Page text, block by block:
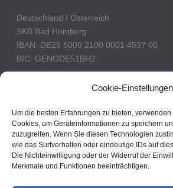
Cookie-Einstellungen
Um die besten Erfahrungen zu bieten,
Cookies, um Geräteinformationen zu speichern
zuzugreifen. Wenn Sie diesen Technologien
wie das Surfverhalten oder eindeutige IDs auf
Die Nichteinwilligung oder der Widerruf der
Merkmale und Funktionen beeinträchtigen.
Deutschland / Österreich
SKB Bad Homburg
IBAN: DE29 5009 2100 0001 4537 00
BIC: GENODE51BH2
Konto: 60-742493-7
IBAN: CH31 0900 0000 6074 2493 7
BIC: POFICHBEXXX